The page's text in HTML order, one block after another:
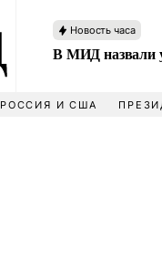
Новость часа
В МИД назвали
РОССИЯ И США